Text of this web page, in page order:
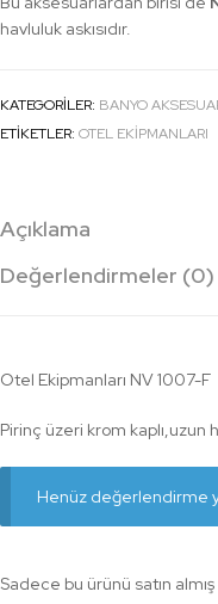
havluluk askısıdır.
KATEGORILER: BANYO
ETIKETLER: OTEL EKİPMANLARI
Açıklama
Değerlendirmeler (0)
Otel Ekipmanları NV 1007-F
Pirinç üzeri krom kaplı,uzun
Henüz değerlendirme
Sadece bu ürünü satın